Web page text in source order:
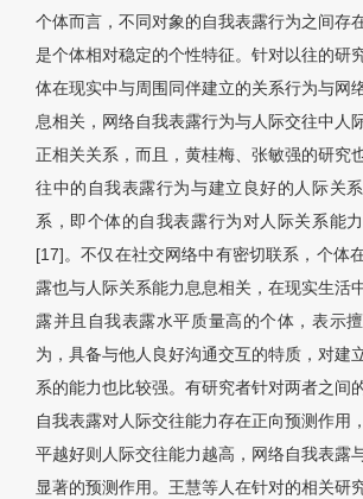
个体而言，不同对象的自我表露行为之间存
是个体相对稳定的个性特征。针对以往的研
体在现实中与周围同伴建立的关系行为与网
息相关，网络自我表露行为与人际交往中人
正相关关系，而且，黄桂梅、张敏强的研究
往中的自我表露行为与建立良好的人际关
系，即个体的自我表露行为对人际关系能
[17]。不仅在社交网络中有密切联系，个体
露也与人际关系能力息息相关，在现实生活
露并且自我表露水平质量高的个体，表示
为，具备与他人良好沟通交互的特质，对建
系的能力也比较强。有研究者针对两者之间
自我表露对人际交往能力存在正向预测作用
平越好则人际交往能力越高，网络自我表露
显著的预测作用。王慧等人在针对的相关研